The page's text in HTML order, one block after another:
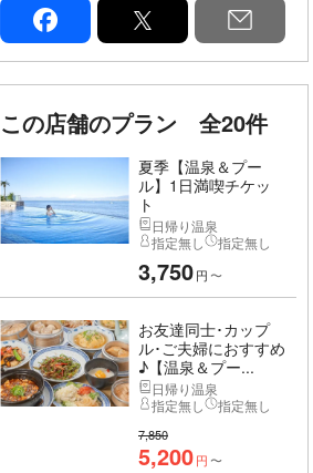
facebook
この店舗のプラン 全20件
夏季【温泉＆プー
ル】1日満喫チケッ
ト
日帰り温泉
指定無し
指定無し
3,750円 〜
お友達同士･カップ
ル･ご夫婦におすすめ
♪【温泉＆プー...
日帰り温泉
指定無し
指定無し
7,850
5,200円 〜